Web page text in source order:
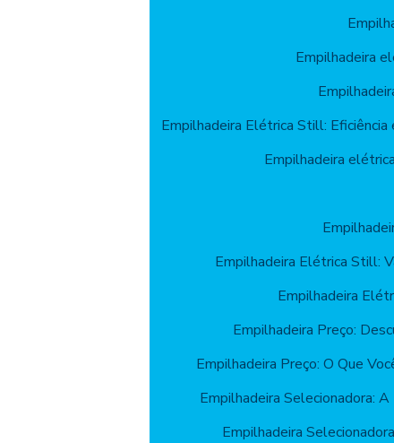
Empilhadeira
Empilhadeira Elétrica Still:
Empilhadeira
Empilhadeira Elétrica Still:
Empilhadeira
Empilhadeira Preço:
Empilhadeira Preço: O Que
Empilhadeira Selecionadora:
Empilhadeira